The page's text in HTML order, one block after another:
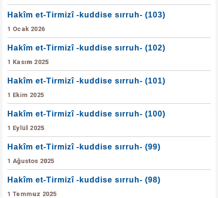
Hakîm et-Tirmizî -kuddise sırruh- (103)
1 Ocak 2026
Hakîm et-Tirmizî -kuddise sırruh- (102)
1 Kasım 2025
Hakîm et-Tirmizî -kuddise sırruh- (101)
1 Ekim 2025
Hakîm et-Tirmizî -kuddise sırruh- (100)
1 Eylül 2025
Hakîm et-Tirmizî -kuddise sırruh- (99)
1 Ağustos 2025
Hakîm et-Tirmizî -kuddise sırruh- (98)
1 Temmuz 2025